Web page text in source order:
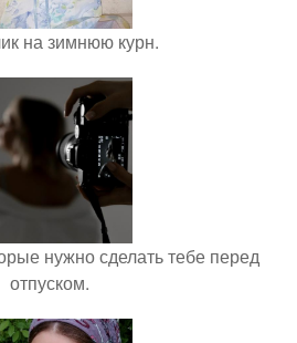
на зимнюю курн.
нужно сделать тебе перед
отпуском.